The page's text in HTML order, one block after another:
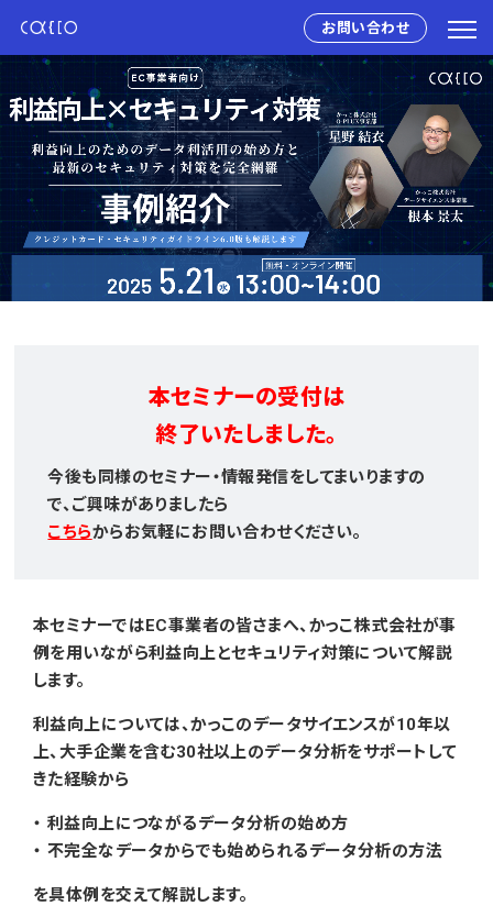
お問い合わせ
本セミナーの受付は
終了いたしました。
今後も同様のセミナー・情報発信をしてまいりますの
で、ご興味がありましたら
こちらからお気軽にお問い合わせください。
本セミナーではEC事業者の皆さまへ、かっこ株式会社が事
例を用いながら利益向上とセキュリティ対策について解説
します。
利益向上については、かっこのデータサイエンスが10年以
上、大手企業を含む30社以上のデータ分析をサポートして
きた経験から
・ 利益向上につながるデータ分析の始め方
・ 不完全なデータからでも始められるデータ分析の方法
を具体例を交えて解説します。